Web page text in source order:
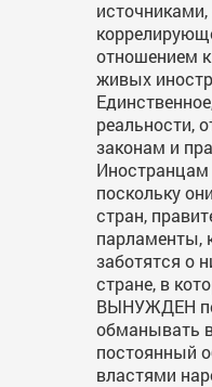
отношением
живых
реальности,
законам и
Иностранцам
поскольку
стран,
парламенты,
заботятся о
стране, в
ВЫНУЖДЕН
обманывать
постоянный
властями